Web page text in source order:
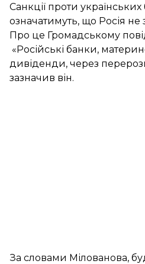
Санкції проти
означатимуть, що Росія
Про це Громадському
«Російські банки,
дивіденди, через
зазначив він.
За словами Мілованова,